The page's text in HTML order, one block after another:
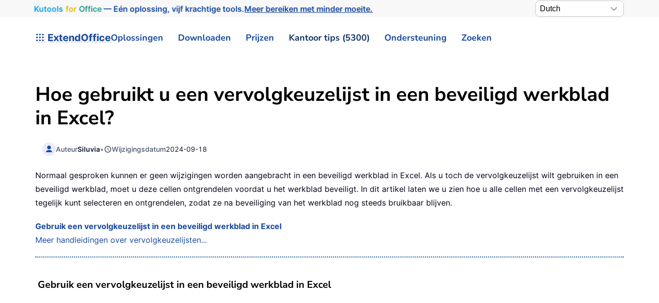
Kutools for Office— Eén oplossing, vijf krachtige tools.Meer bereiken met minder moeite.
ExtendOfficeOplossingen Downloaden Prijzen Kantoor tips (5300) Ondersteuning Zoeken
Hoe gebruikt u een vervolgkeuzelijst in een beveiligd werkblad
in Excel?
AuteurSiluvia• Wijzigingsdatum2024-09-18
Normaal gesproken kunnen er geen wijzigingen worden aangebracht in een beveiligd werkblad in Excel. Als u toch de vervolgkeuzelijst wilt gebruiken in een
beveiligd werkblad, moet u deze cellen ontgrendelen voordat u het werkblad beveiligt. In dit artikel laten we u zien hoe u alle cellen met een vervolgkeuzelijst
tegelijk kunt selecteren en ontgrendelen, zodat ze na beveiliging van het werkblad nog steeds bruikbaar blijven.
Gebruik een vervolgkeuzelijst in een beveiligd werkblad in Excel
Meer handleidingen over vervolgkeuzelijsten...
Gebruik een vervolgkeuzelijst in een beveiligd werkblad in Excel